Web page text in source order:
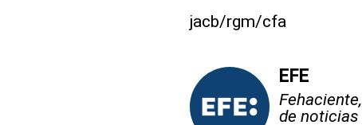
jacb/rgm/cfa
EFE
de